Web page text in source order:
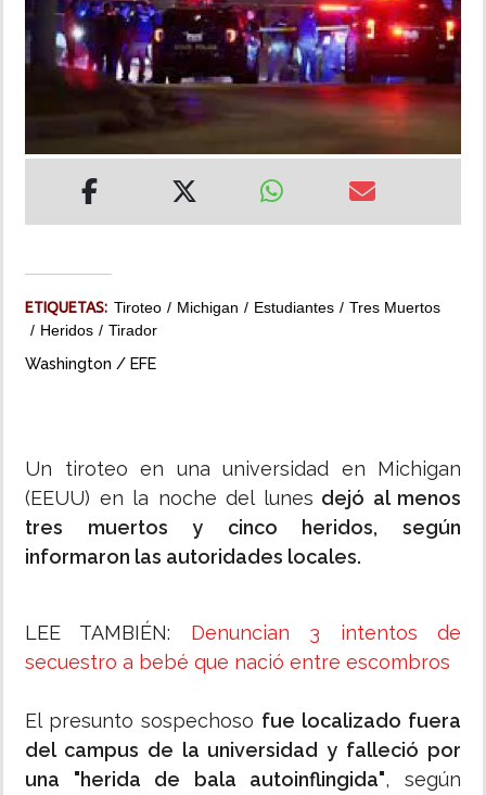
INSÓLITAS
ETIQUETAS: Tiroteo Michigan Estudiantes
Tres Muertos
Heridos
Tirador
Washington / EFE
Un tiroteo en una universidad en Michigan
(EEUU) en la noche del lunes dejó al menos
tres muertos y cinco heridos, según
informaron las autoridades locales.
LEE TAMBIÉN: Denuncian 3 intentos de
secuestro a bebé que nació entre escombros
El presunto sospechoso fue localizado fuera
del campus de la universidad y falleció por
una "herida de bala autoinflingida", según